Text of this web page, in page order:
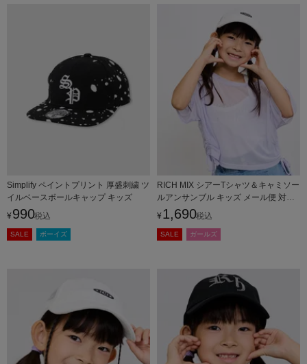
Simplify ペイントプリント 厚盛刺繍 ツ
イルベースボールキャップ キッズ
¥ 990税込
SALE ボーイズ
RICH MIX シアーTシャツ＆キャミソー
ルアンサンブル キッズ メール便 対応
商品
¥ 1,690税込
SALE ガールズ